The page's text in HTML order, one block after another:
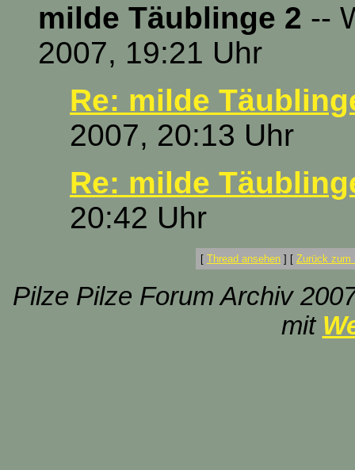
milde Täublinge 2 --
2007, 19:21 Uhr
Re: milde
2007, 20:13 Uhr
Re: milde
20:42 Uhr
[ Thread ansehen ] [ Zurück zum
Pilze Pilze Forum Archiv
mit